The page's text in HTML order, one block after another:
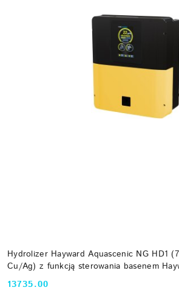
Hydrolizer Hayward Aquascenic NG HD1
Cu/Ag) z funkcją sterowania basenem
Cena:
13735.00